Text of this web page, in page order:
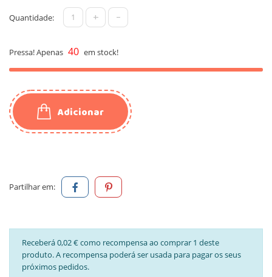
Quantidade: + -
Pressa! Apenas 40 em stock!
Adicionar
Partilhar em:
Receberá 0,02 € como recompensa ao comprar 1 deste
produto. A recompensa poderá ser usada para pagar os seus
próximos pedidos.